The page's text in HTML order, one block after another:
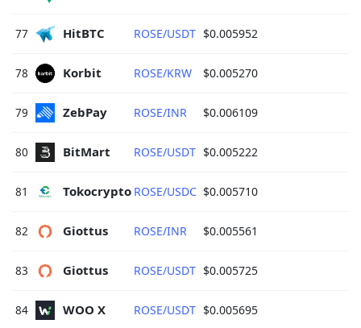
77 HitBTC ROSE/USDT $0.005952
78 Korbit ROSE/KRW $0.005270
79 ZebPay ROSE/INR $0.006109
80 BitMart ROSE/USDT $0.005222
81 Tokocrypto ROSE/USDC $0.005710
82 Giottus ROSE/INR $0.005561
83 Giottus ROSE/USDT $0.005725
84 WOO X ROSE/USDT $0.005695